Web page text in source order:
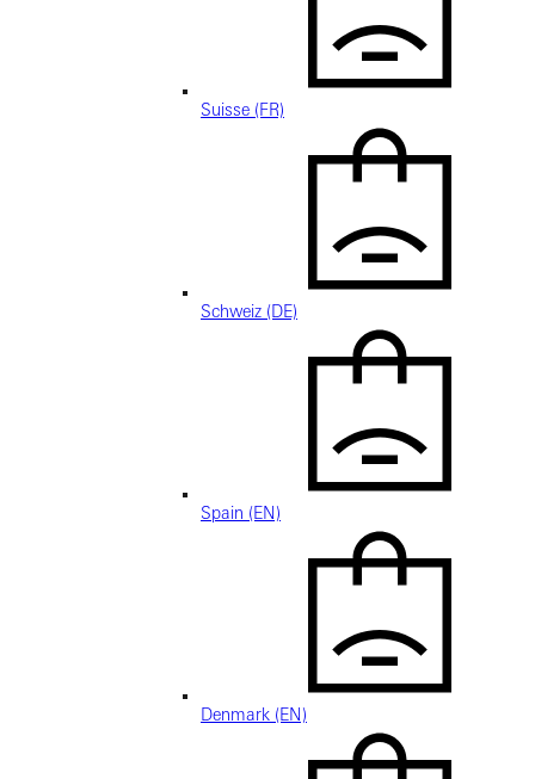
Suisse (FR)
Schweiz (DE)
Spain (EN)
Denmark (EN)